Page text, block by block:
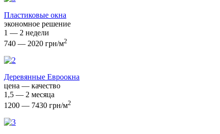
Пластиковые окна
экономное решение
1 — 2 недели
740 — 2020 грн/м2
Деревянные Евроокна
цена — качество
1,5 — 2 месяца
1200 — 7430 грн/м2